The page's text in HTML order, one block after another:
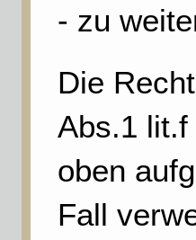
- zu
Die
Abs.1
oben
Fall